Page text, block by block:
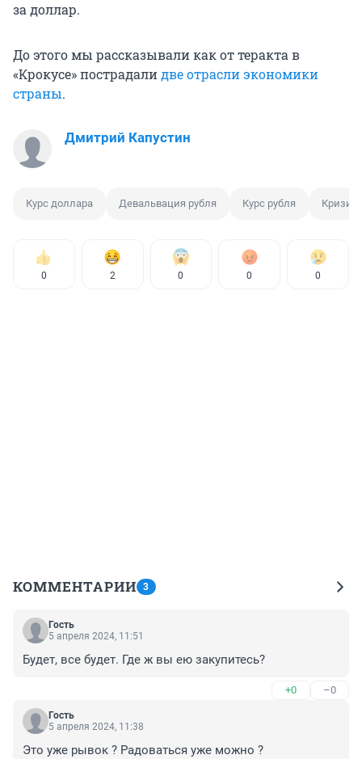
за доллар.
До этого мы рассказывали как от теракта в
«Крокусе» пострадалидве отрасли экономики
страны.
Дмитрий Капустин
Курс доллара Девальвация рубля Курс рубля Кризис
0 2 0 0 0
КОММЕНТАРИИ 3
Гость
5 апреля 2024, 11:51
Будет, все будет. Где ж вы ею закупитесь?
+0 –0
Гость
5 апреля 2024, 11:38
Это уже рывок ? Радоваться уже можно ?